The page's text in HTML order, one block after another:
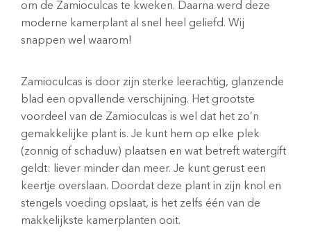
om de Zamioculcas te kweken. Daarna werd deze
moderne kamerplant al snel heel geliefd. Wij
snappen wel waarom!
Zamioculcas is door zijn sterke leerachtig, glanzende
blad een opvallende verschijning. Het grootste
voordeel van de Zamioculcas is wel dat het zo’n
gemakkelijke plant is. Je kunt hem op elke plek
(zonnig of schaduw) plaatsen en wat betreft watergift
geldt: liever minder dan meer. Je kunt gerust een
keertje overslaan. Doordat deze plant in zijn knol en
stengels voeding opslaat, is het zelfs één van de
makkelijkste kamerplanten ooit.